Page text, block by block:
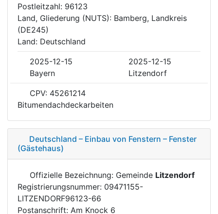
Postleitzahl: 96123
Land, Gliederung (NUTS): Bamberg, Landkreis
(DE245)
Land: Deutschland
2025-12-15
2025-12-15
Bayern
Litzendorf
CPV: 45261214
Bitumendachdeckarbeiten
Deutschland – Einbau von Fenstern – Fenster
(Gästehaus)
Offizielle Bezeichnung: Gemeinde Litzendorf
Registrierungsnummer: 09471155-
LITZENDORF96123-66
Postanschrift: Am Knock 6